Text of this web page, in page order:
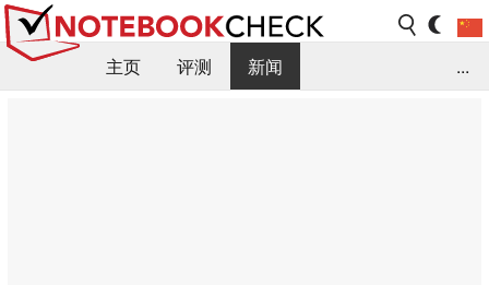
主页 评测
新闻
...